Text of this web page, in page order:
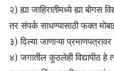
२) ह्या जाहिरातीमध्ये ह्या बोगस
तर संपर्क साधण्यासाठी फक्त
३) दिल्या जाणाऱ्या
४) जगातील कुठलेही विद्यापीठ हे